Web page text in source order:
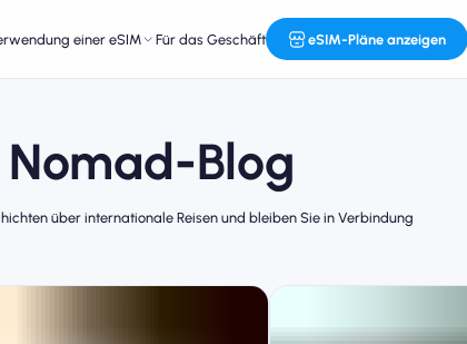
einer eSIM Für das Geschäft eSIM-Pläne anzeigen
Nomad-Blog
über internationale Reisen und bleiben Sie in Verbindung